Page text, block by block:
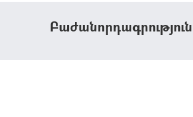
Բաժանորդագրություն